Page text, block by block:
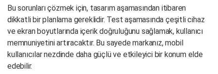
Bu sorunları çözmek için, tasarım aşamasından itibaren
dikkatli bir planlama gereklidir. Test aşamasında çeşitli cihaz
ve ekran boyutlarında içerik doğruluğunu sağlamak, kullanıcı
memnuniyetini artıracaktır. Bu sayede markanız, mobil
kullanıcılar nezdinde daha güçlü ve etkileyici bir konum elde
edebilir.